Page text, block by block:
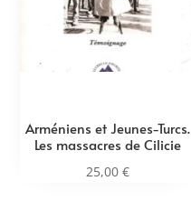
Arméniens et Jeunes-Turcs.
Les massacres de Cilicie
25,00€